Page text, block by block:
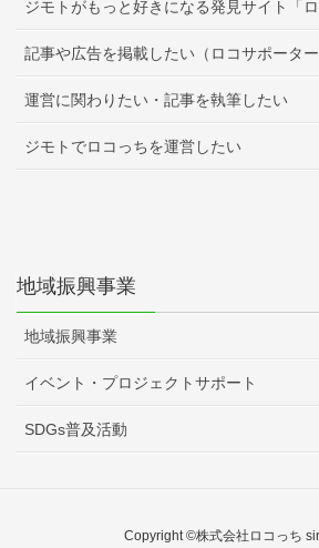
ジモトがもっと好きになる発見サイト「ロ
記事や広告を掲載したい（ロコサポーター
運営に関わりたい・記事を執筆したい
ジモトでロコっちを運営したい
地域振興事業
地域振興事業
イベント・プロジェクトサポート
SDGs普及活動
Copyright ©株式会社ロコっち